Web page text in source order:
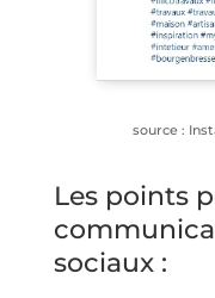
source :
Les points
sociaux :